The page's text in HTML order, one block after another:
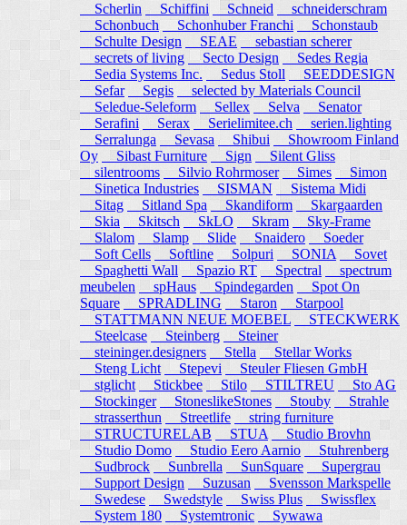
Scherlin
Schiffini Schneid
schneiderschram
Schonbuch
Schonhuber Franchi
Schonstaub
Schulte Design
SEAE
sebastian scherer
secrets of living
Secto Design
Sedes Regia
Sedia Systems Inc.
Sedus Stoll
SEEDDESIGN
Sefar
Segis
selected by Materials Council
Seledue-Seleform
Sellex Selva
Senator
Serafini
Serax Serielimitee.ch
serien.lighting
Serralunga
Sevasa Shibui
Showroom Finland
Oy
Sibast Furniture Sign
Silent Gliss
silentrooms
Silvio Rohrmoser Simes Simon
Sinetica Industries
SISMAN
Sistema Midi
Sitag
Sitland Spa Skandiform
Skargaarden
Skia
Skitsch SkLO Skram
Sky-Frame
Slalom
Slamp Slide Snaidero
Soeder
Soft Cells
Softline Solpuri SONIA
Sovet
Spaghetti Wall
Spazio RT Spectral
spectrum
meubelen
spHaus Spindegarden
Spot On
Square
SPRADLING Staron
Starpool
STATTMANN NEUE MOEBEL
STECKWERK
Steelcase
Steinberg
Steiner
steininger.designers
Stella Stellar Works
Steng Licht
Stepevi
Steuler Fliesen GmbH
stglicht
Stickbee Stilo STILTREU
Sto AG
Stockinger
StoneslikeStones Stouby
Strahle
strasserthun
Streetlife
string furniture
STRUCTURELAB
STUA
Studio Brovhn
Studio Domo
Studio Eero Aarnio
Stuhrenberg
Sudbrock
Sunbrella SunSquare
Supergrau
Support Design
Suzusan
Svensson Markspelle
Swedese
Swedstyle Swiss Plus
Swissflex
System 180
Systemtronic Sywawa